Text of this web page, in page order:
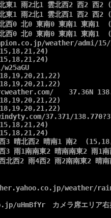
東1 雨2北1 雲北西2 西2 西2
東1 雨2北1 雲北西1 西2 西2
西0 北0 東南0 東南1 東南1
西0 北0 東南0 東南1 東南1
weather/admi/15/
　37.36N
37.371/
3 晴北西2 晴南1 南2
3 雨1南南東2 晴南南東2 雨1
西2 雨4西2 雨2南南東2 晴
weather/
uHmBfYr　カメラ席エリア右